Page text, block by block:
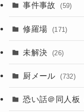
事件事故 (59)
修羅場 (171)
未解決 (26)
厨メール (732)
恐い話＠同人板